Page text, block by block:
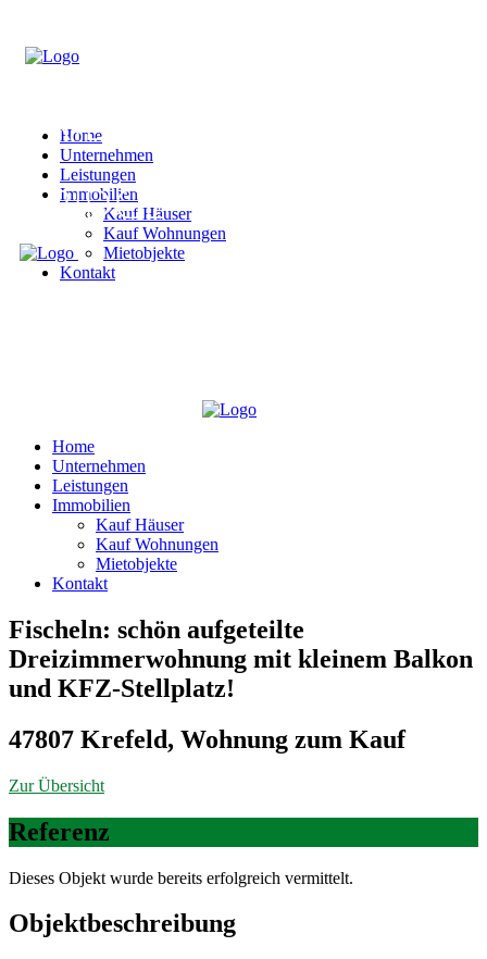
Home
Unternehmen
Leistungen
Immobilien
Kauf Häuser
Kauf Wohnungen
Mietobjekte
Kontakt
Home
Unternehmen
Leistungen
Immobilien
Kauf Häuser
Kauf Wohnungen
Mietobjekte
Kontakt
Fischeln: schön aufgeteilte
Dreizimmerwohnung mit kleinem Balkon
und KFZ-Stellplatz!
47807 Krefeld, Wohnung zum Kauf
Zur Übersicht
Referenz
Dieses Objekt wurde bereits erfolgreich vermittelt.
Objekt­beschreibung